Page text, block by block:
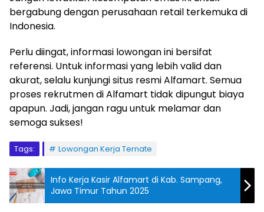
bergabung dengan perusahaan retail terkemuka di
Indonesia.
Perlu diingat, informasi lowongan ini bersifat
referensi. Untuk informasi yang lebih valid dan
akurat, selalu kunjungi situs resmi Alfamart. Semua
proses rekrutmen di Alfamart tidak dipungut biaya
apapun. Jadi, jangan ragu untuk melamar dan
semoga sukses!
Tags: Lowongan Kerja Ternate
Info Kerja Kasir Alfamart di Kab. Sampang,
Jawa Timur Tahun 2025